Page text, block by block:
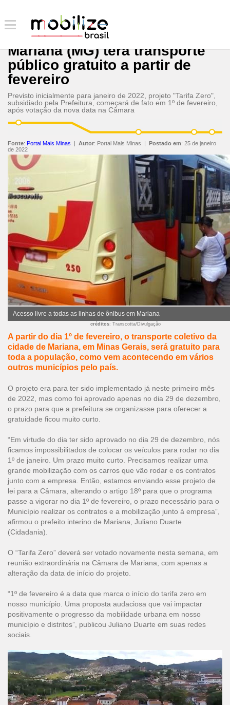
Mariana (MG) terá transporte
público gratuito a partir de
fevereiro
Previsto inicialmente para janeiro de 2022, projeto "Tarifa Zero",
subsidiado pela Prefeitura, começará de fato em 1º de fevereiro,
após votação da nova data na Câmara
Fonte: Portal Mais Minas | Autor: Portal Mais Minas | Postado em: 25 de janeiro
de 2022
Acesso livre a todas as linhas de ônibus em Mariana
créditos: Transcotta/Divulgação
A partir do dia 1º de fevereiro, o transporte coletivo da
cidade de Mariana, em Minas Gerais, será gratuito para
toda a população, como vem acontecendo em vários
outros municípios pelo país.
O projeto era para ter sido implementado já neste primeiro mês
de 2022, mas como foi aprovado apenas no dia 29 de dezembro,
o prazo para que a prefeitura se organizasse para oferecer a
gratuidade ficou muito curto.
“Em virtude do dia ter sido aprovado no dia 29 de dezembro, nós
ficamos impossibilitados de colocar os veículos para rodar no dia
1º de janeiro. Um prazo muito curto. Precisamos realizar uma
grande mobilização com os carros que vão rodar e os contratos
junto com a empresa. Então, estamos enviando esse projeto de
lei para a Câmara, alterando o artigo 18º para que o programa
passe a vigorar no dia 1º de fevereiro, o prazo necessário para o
Município realizar os contratos e a mobilização junto à empresa”,
afirmou o prefeito interino de Mariana, Juliano Duarte
(Cidadania).
O “Tarifa Zero” deverá ser votado novamente nesta semana, em
reunião extraordinária na Câmara de Mariana, com apenas a
alteração da data de início do projeto.
“1º de fevereiro é a data que marca o início do tarifa zero em
nosso município. Uma proposta audaciosa que vai impactar
positivamente o progresso da mobilidade urbana em nosso
município e distritos”, publicou Juliano Duarte em suas redes
sociais.